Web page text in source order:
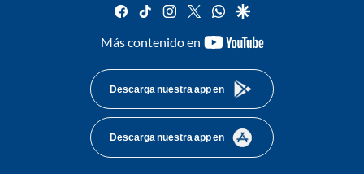
facebook
tiktok instagram
twitterwhatsapp
google
Más contenido en
youtube-
Descarga nuestra app en
Descarga nuestra app en